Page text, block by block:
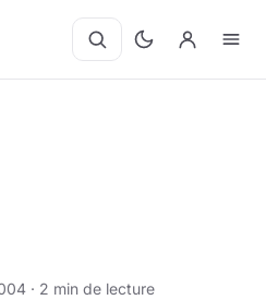
· 2 min de lecture